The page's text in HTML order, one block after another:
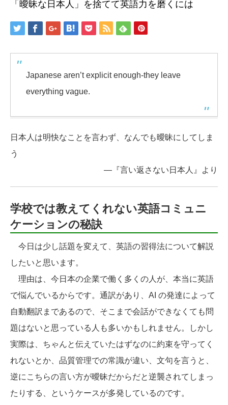
「曖昧な日本人」を捨てて英語力を磨くには
Japanese aren’t explicit enough-they leave
everything vague.
日本人は明快なことを言わず、なんでも曖昧にしてしま
う
―『言い返さない日本人』より
学校では教えてくれない英語コミュニ
ケーションの秘訣
今日は少し話題を変えて、英語の習得法について解説
したいと思います。
理由は、今日本の企業で働く多くの人が、本当に英語
で悩んでいるからです。通訳があり、AI の発達によって
自動翻訳まであるので、そこまで会話ができなくても問
題はないと思っている人も多いかもしれません。しかし
実際は、ちゃんと伝えていたはずなのに約束を守ってく
れないとか、品質管理での常識が違い、文句を言うと、
逆にこちらの言い方が曖昧だからだと逆襲されてしまっ
たりする、というケースが多発しているのです。